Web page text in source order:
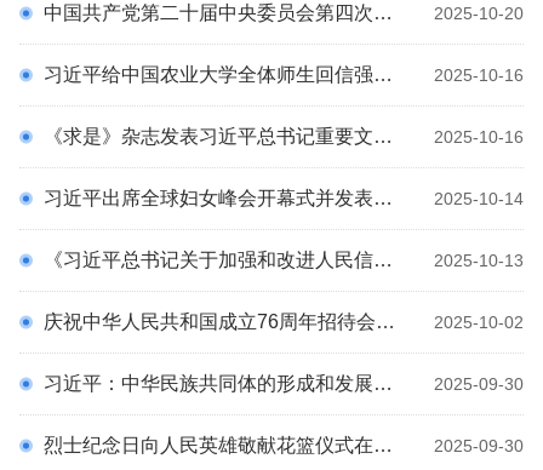
2025-10-20
中国共产党第二十届中央委员会第四次全体会议在北京开始举行
2025-10-16
习近平给中国农业大学全体师生回信强调 弘扬优良办学传统矢志强农报国 努力培养更多知农爱农的专业人才
2025-10-16
《求是》杂志发表习近平总书记重要文章《推动落实全球发展倡议、 全球安全倡议、全球文明倡议、全球治理倡议》
2025-10-14
习近平出席全球妇女峰会开幕式并发表主旨讲话
2025-10-13
《习近平总书记关于加强和改进人民信访工作的重要思想学习读本》 出版发行
2025-10-02
庆祝中华人民共和国成立76周年招待会在京举行 习近平发表重要讲话 李强主持 赵乐际王沪宁蔡奇丁薛祥李希韩正出席
2025-09-30
习近平：中华民族共同体的形成和发展是人心所向、大势所趋、历史必然
2025-09-30
烈士纪念日向人民英雄敬献花篮仪式在京隆重举行 习近平等党和国家领导人出席